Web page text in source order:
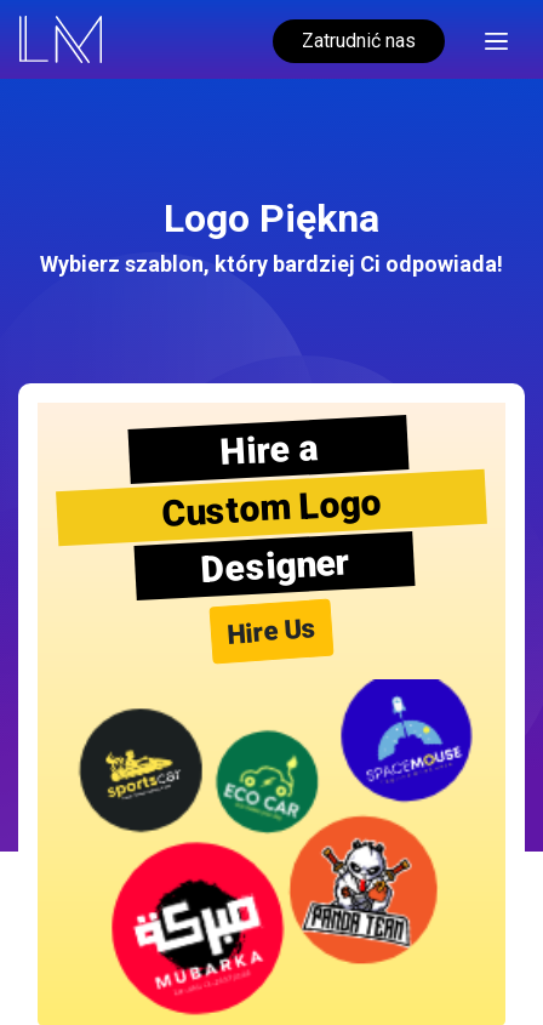
Zatrudnić nas
Logo Piękna
Wybierz szablon, który bardziej Ci odpowiada!
Hire a
Custom Logo
Designer
Hire Us